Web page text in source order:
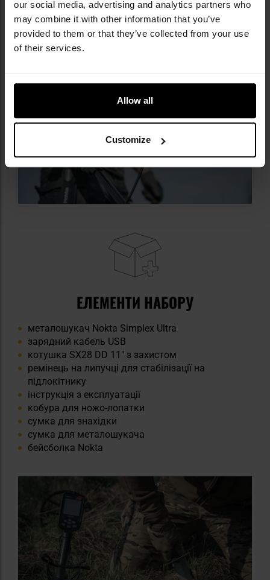
our social media, advertising and analytics partners who
may combine it with other information that you’ve
provided to them or that they’ve collected from your use
of their services.
Allow all
Customize
та єсумісною з бездротовими і дротовими
навушниками за умови використання адаптера (не
входить до комплекту).
ЕЛЕМЕНТИ НАБОРУ
металошукач Nokta Simplex Ultra
зарядний кабель USB
котушка SX28 DD 11″ з захистом
ремінець на липучці для стабілізації на
підлокітнику
інструкція з експлуатації
кобура для ножо-лопатки
сумка для знахідки
сумка для металошукача
бейсболка Nokta